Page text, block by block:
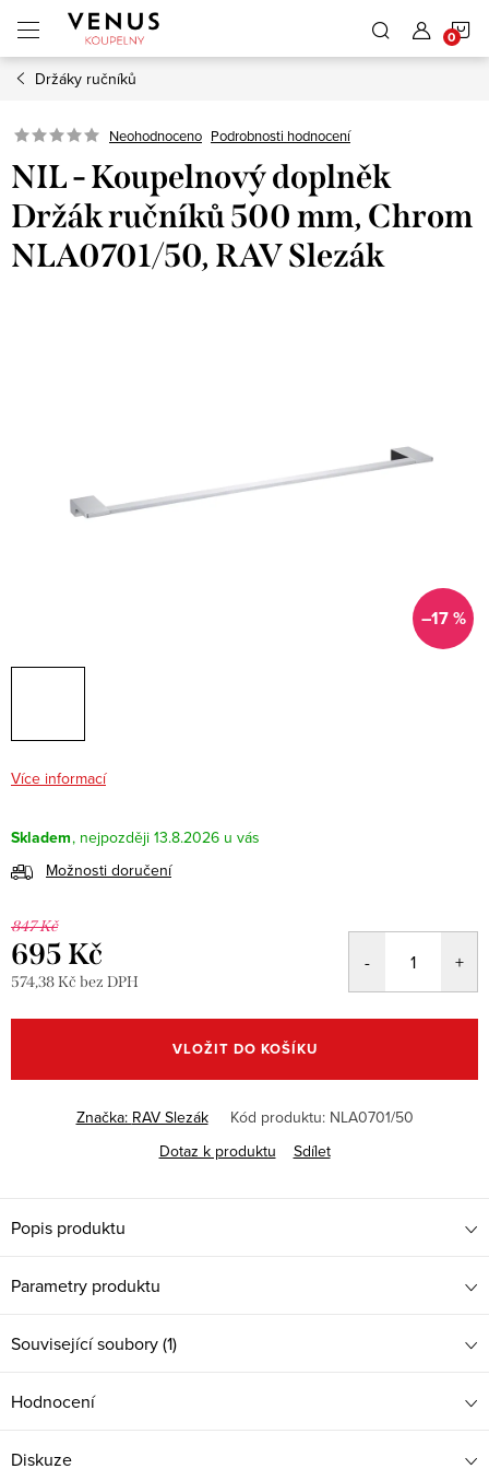
obsah
Držáky ručníků
Neohodnoceno Podrobnosti hodnocení
NIL - Koupelnový doplněk
Držák ručníků 500 mm, Chrom
NLA0701/50, RAV Slezák
–17 %
Více informací
Skladem
13.8.2026
Možnosti doručení
847 Kč
695 Kč
574,38 Kč bez DPH
cena:
VLOŽIT DO KOŠÍKU
Značka: RAV Slezák Kód produktu: NLA0701/50
Dotaz k produktu
Sdílet
Popis produktu
Parametry produktu
Související soubory (1)
Hodnocení
Diskuze